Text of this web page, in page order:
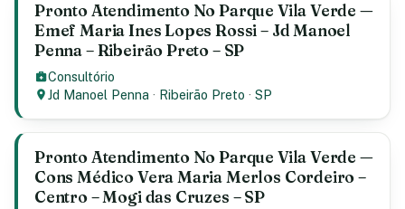
Pronto Atendimento No Parque Vila Verde —
Emef Maria Ines Lopes Rossi – Jd Manoel
Penna – Ribeirão Preto – SP
Consultório
Jd Manoel Penna · Ribeirão Preto ·SP
Pronto Atendimento No Parque Vila Verde —
Cons Médico Vera Maria Merlos Cordeiro –
Centro – Mogi das Cruzes – SP